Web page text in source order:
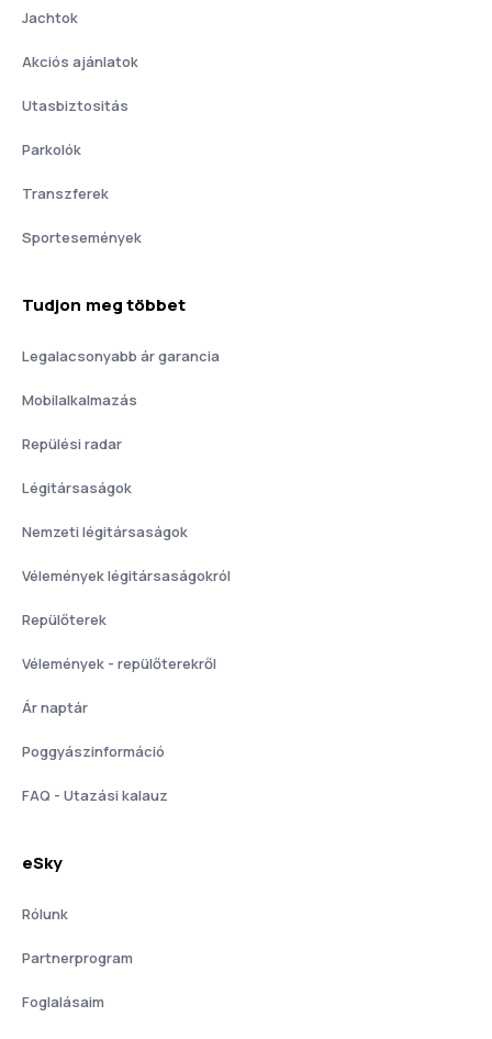
Jachtok
Akciós ajánlatok
Utasbiztositás
Parkolók
Transzferek
Sportesemények
Tudjon meg többet
Legalacsonyabb ár garancia
Mobilalkalmazás
Repülési radar
Légitársaságok
Nemzeti légitársaságok
Vélemények légitársaságokról
Repülőterek
Vélemények - repülőterekről
Ár naptár
Poggyászinformáció
FAQ - Utazási kalauz
eSky
Rólunk
Partnerprogram
Foglalásaim